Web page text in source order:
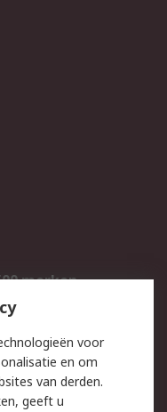
merken
voor
en om
van derden.
geeft u